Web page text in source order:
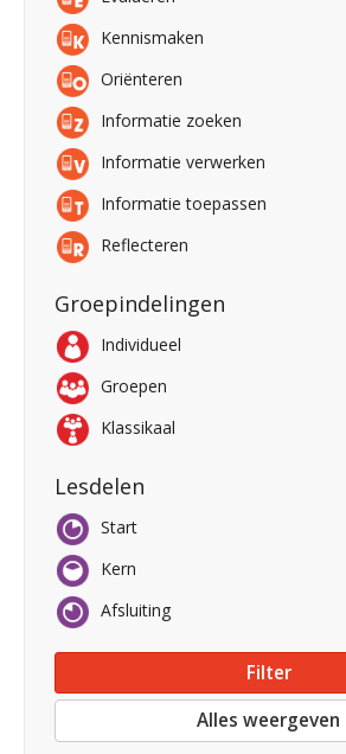
Kennismaken
Oriënteren
Informatie zoeken
Informatie verwerken
Informatie toepassen
Reflecteren
Groepindelingen
Individueel
Groepen
Klassikaal
Lesdelen
Start
Kern
Afsluiting
Alles weergeven